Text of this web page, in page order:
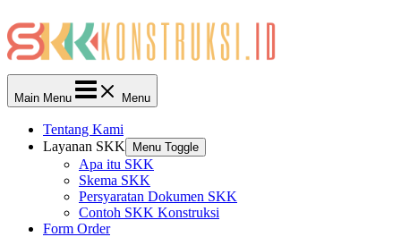
Main Menu Menu
Tentang Kami
Layanan SKK
Menu Toggle
Apa itu SKK
Skema SKK
Persyaratan Dokumen SKK
Contoh SKK Konstruksi
Form Order